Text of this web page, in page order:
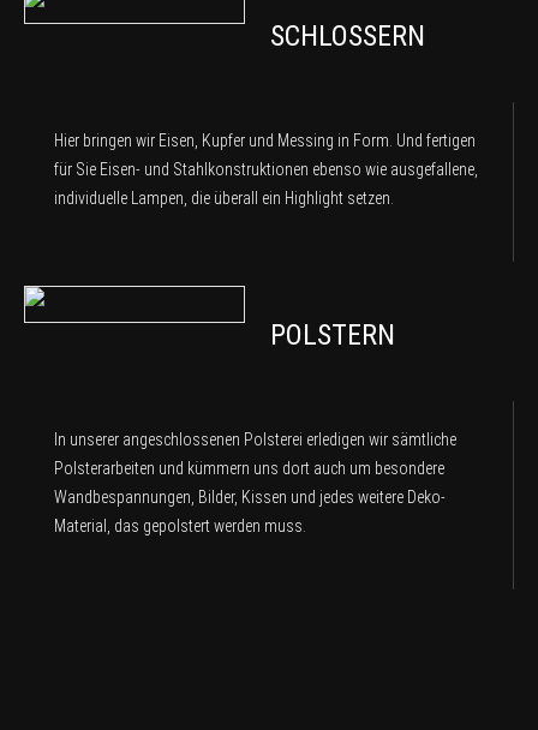
SCHLOSSERN
Hier bringen wir Eisen, Kupfer und Messing in Form. Und fertigen
für Sie Eisen- und Stahlkonstruktionen ebenso wie ausgefallene,
individuelle Lampen, die überall ein Highlight setzen.
POLSTERN
In unserer angeschlossenen Polsterei erledigen wir sämtliche
Polsterarbeiten und kümmern uns dort auch um besondere
Wandbespannungen, Bilder, Kissen und jedes weitere Deko-
Material, das gepolstert werden muss.